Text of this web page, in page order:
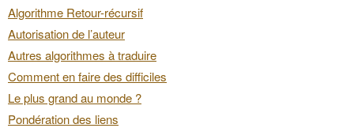
Algorithme Retour-récursif
Autorisation de l’auteur
Autres algorithmes à traduire
Comment en faire des difficiles
Le plus grand au monde ?
Pondération des liens